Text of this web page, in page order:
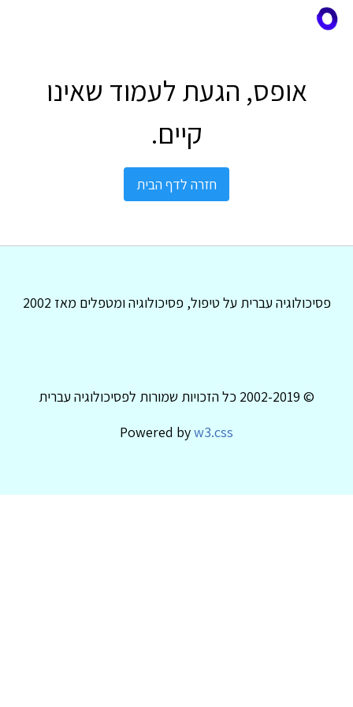
אופס, הגעת לעמוד שאינו
קיים.
חזרה לדף הבית
פסיכולוגיה עברית על טיפול, פסיכולוגיה ומטפלים מאז 2002
© 2002-2019 כל הזכויות שמורות לפסיכולוגיה עברית
Powered byw3.css